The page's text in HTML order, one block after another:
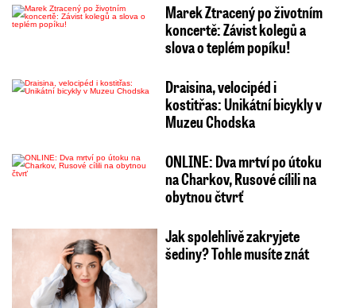
Marek Ztracený po životním
koncertě: Závist kolegů a
slova o teplém popíku!
Draisina, velocipéd i
kostitřas: Unikátní bicykly v
Muzeu Chodska
ONLINE: Dva mrtví po útoku
na Charkov, Rusové cílili na
obytnou čtvrť
Jak spolehlivě zakryjete
šediny? Tohle musíte znát